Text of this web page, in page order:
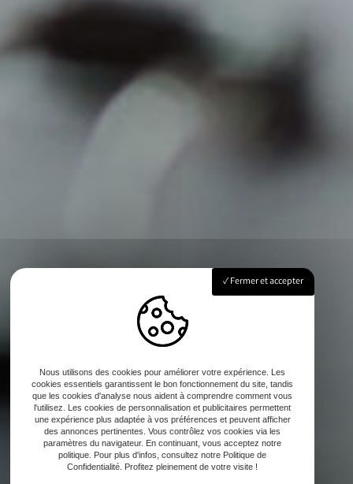
Fermer et accepter
Nous utilisons des cookies pour améliorer votre expérience. Les
cookies essentiels garantissent le bon fonctionnement du site, tandis
que les cookies d'analyse nous aident à comprendre comment vous
l'utilisez. Les cookies de personnalisation et publicitaires permettent
une expérience plus adaptée à vos préférences et peuvent afficher
des annonces pertinentes. Vous contrôlez vos cookies via les
paramètres du navigateur. En continuant, vous acceptez notre
politique. Pour plus d'infos, consultez notre Politique de
Confidentialité. Profitez pleinement de votre visite !